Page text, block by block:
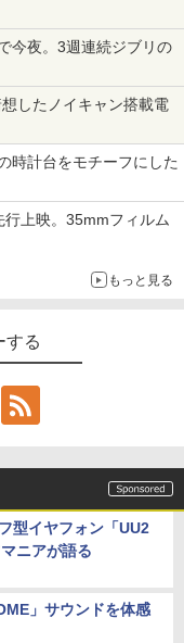
今夜。3週連続ジブリの
したノイキャン搭載電
時計台をモチーフにした
行上映。35mmフィルム
もっと見る
する
型イヤフォン「UU2
ニアが語る
」サウンドを体感